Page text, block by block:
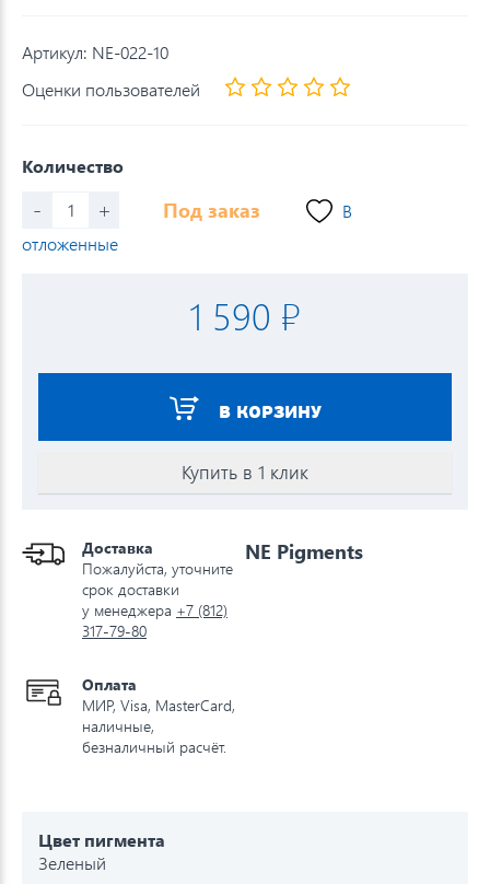
Артикул: NE-022-10
Оценки пользователей
Количество
- + Под заказ
В
отложенные
1 590 ₽
В КОРЗИНУ
Купить в 1 клик
Доставка
Пожалуйста, уточните
срок доставки
у менеджера +7 (812)
317-79-80
Оплата
МИР, Visa, MasterCard,
наличные,
безналичный расчёт.
NE Pigments
Цвет пигмента
Зеленый